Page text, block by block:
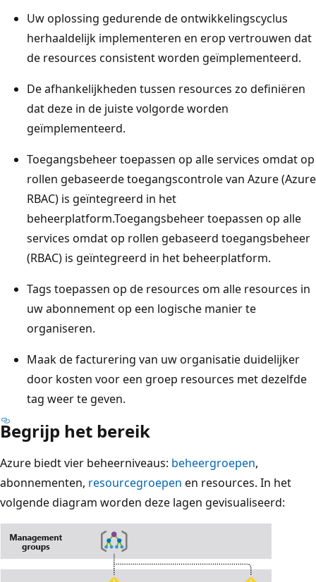
Uw oplossing gedurende de ontwikkelingscyclus
herhaaldelijk implementeren en erop vertrouwen dat
de resources consistent worden geïmplementeerd.
De afhankelijkheden tussen resources zo definiëren
dat deze in de juiste volgorde worden
geïmplementeerd.
Toegangsbeheer toepassen op alle services omdat op
rollen gebaseerde toegangscontrole van Azure (Azure
RBAC) is geïntegreerd in het
beheerplatform.Toegangsbeheer toepassen op alle
services omdat op rollen gebaseerd toegangsbeheer
(RBAC) is geïntegreerd in het beheerplatform.
Tags toepassen op de resources om alle resources in
uw abonnement op een logische manier te
organiseren.
Maak de facturering van uw organisatie duidelijker
door kosten voor een groep resources met dezelfde
tag weer te geven.
Begrijp het bereik
Azure biedt vier beheerniveaus: beheergroepen,
abonnementen, resourcegroepen en resources. In het
volgende diagram worden deze lagen gevisualiseerd: